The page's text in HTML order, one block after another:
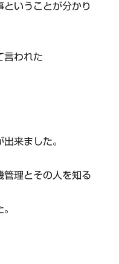
いうことが分かり
言われた
来ました。
管理とその人を知る